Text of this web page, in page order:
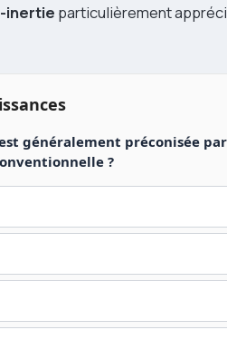
inertie particulièrement
généralement préconisée
?